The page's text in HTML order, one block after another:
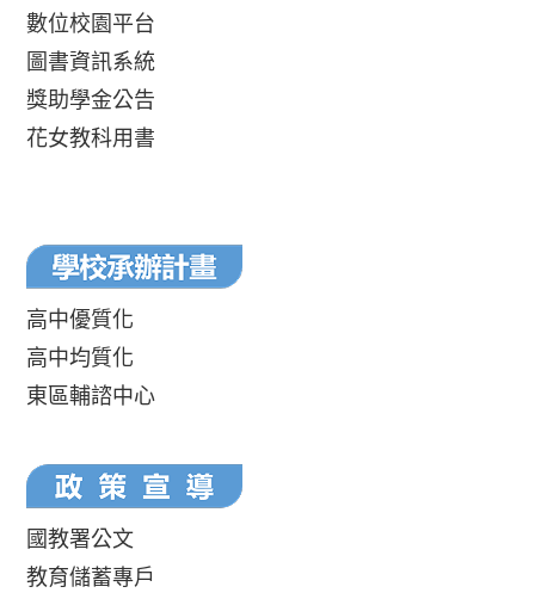
數位校園平台
圖書資訊系統
獎助學金公告
花女教科用書
高中優質化
高中均質化
東區輔諮中心
國教署公文
教育儲蓄專戶